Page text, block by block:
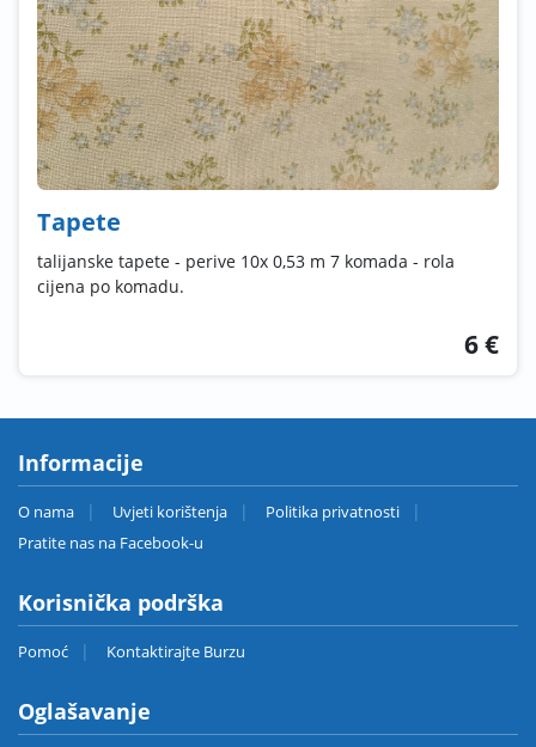
Tapete
talijanske tapete - perive 10x 0,53 m 7 komada - rola
cijena po komadu.
6 €
Informacije
O nama Uvjeti korištenja
Politika privatnosti
Pratite nas na Facebook-u
Korisnička podrška
Pomoć Kontaktirajte Burzu
Oglašavanje